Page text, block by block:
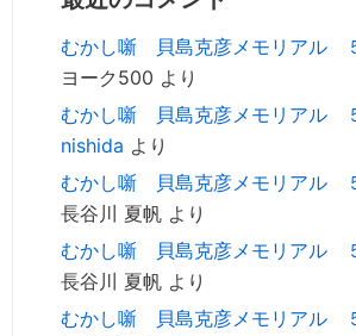
むかし噺 貝島克彦メモリアル
ヨーク500 より
むかし噺 貝島克彦メモリアル
nishida より
むかし噺 貝島克彦メモリアル
長谷川 夏帆 より
むかし噺 貝島克彦メモリアル
長谷川 夏帆 より
むかし噺 貝島克彦メモリアル